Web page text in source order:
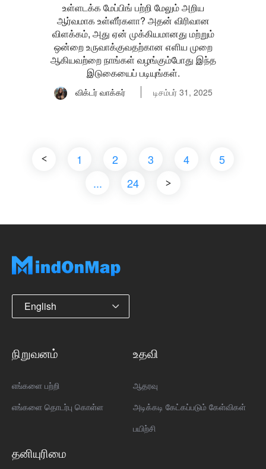
உள்ளடக்க மேப்பிங் பற்றி மேலும் அறிய
ஆர்வமாக உள்ளீர்களா? அதன் விரிவான
விளக்கம், அது ஏன் முக்கியமானது மற்றும்
ஒன்றை உருவாக்குவதற்கான எளிய முறை
ஆகியவற்றை நாங்கள் வழங்கும்போது இந்த
இடுகையைப் படியுங்கள்.
விக்டர் வாக்கர் டிசம்பர் 31, 2025
1 2 3 4
5
...
24
English
நிறுவனம்
எங்களை பற்றி
எங்களை தொடர்பு கொள்ள
உதவி
ஆதரவு
அடிக்கடி கேட்கப்படும் கேள்விகள்
பயிற்சி
தனியுரிமை